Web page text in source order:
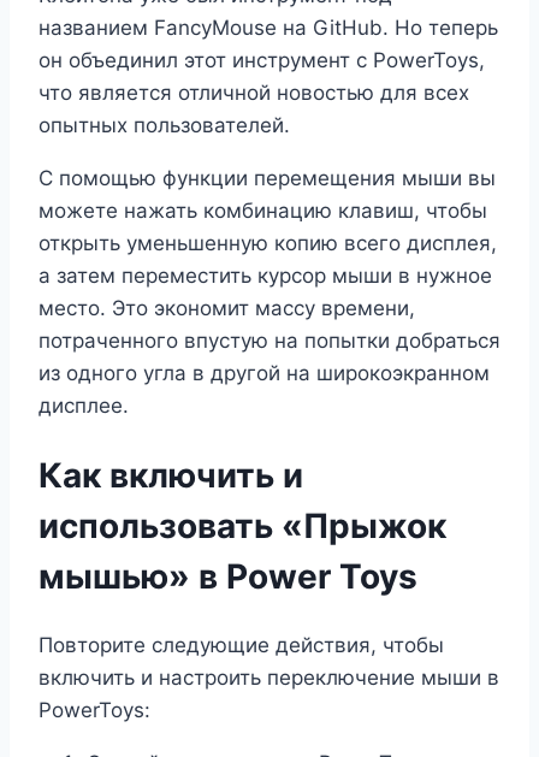
названием FancyMouse на GitHub. Но теперь
он объединил этот инструмент с PowerToys,
что является отличной новостью для всех
опытных пользователей.
С помощью функции перемещения мыши вы
можете нажать комбинацию клавиш, чтобы
открыть уменьшенную копию всего дисплея,
а затем переместить курсор мыши в нужное
место. Это экономит массу времени,
потраченного впустую на попытки добраться
из одного угла в другой на широкоэкранном
дисплее.
Как включить и
использовать «Прыжок
мышью» в Power Toys
Повторите следующие действия, чтобы
включить и настроить переключение мыши в
PowerToys: